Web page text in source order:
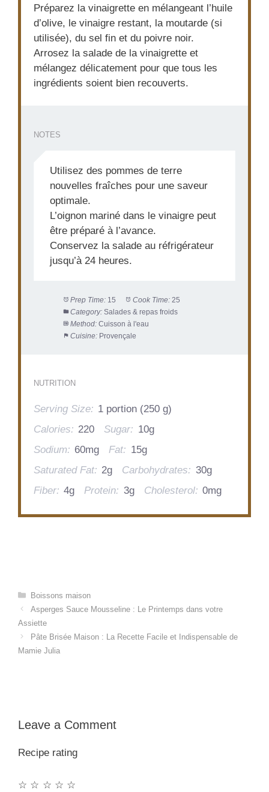
Préparez la vinaigrette en mélangeant l’huile
d’olive, le vinaigre restant, la moutarde (si
utilisée), du sel fin et du poivre noir.
Arrosez la salade de la vinaigrette et
mélangez délicatement pour que tous les
ingrédients soient bien recouverts.
NOTES
Utilisez des pommes de terre
nouvelles fraîches pour une saveur
optimale.
L’oignon mariné dans le vinaigre peut
être préparé à l’avance.
Conservez la salade au réfrigérateur
jusqu’à 24 heures.
Prep Time: 15 Cook Time: 25
Category: Salades & repas froids
Method: Cuisson à l'eau
Cuisine: Provençale
NUTRITION
Serving Size: 1 portion (250 g)
Calories: 220 Sugar: 10g
Sodium: 60mg Fat: 15g
Saturated Fat: 2g Carbohydrates: 30g
Fiber: 4g Protein: 3g Cholesterol: 0mg
Categories
Boissons maison
Asperges Sauce Mousseline : Le Printemps dans votre
Assiette
Pâte Brisée Maison : La Recette Facile et Indispensable de
Mamie Julia
Leave a Comment
Recipe rating
☆
☆
☆
☆
☆